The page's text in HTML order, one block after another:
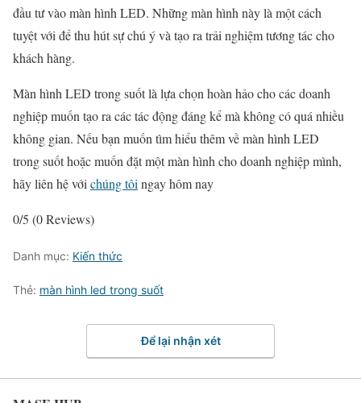
đầu tư vào màn hình LED. Những màn hình này là một cách
tuyệt với để thu hút sự chú ý và tạo ra trải nghiệm tương tác cho
khách hàng.
Màn hình LED trong suốt là lựa chọn hoàn hảo cho các doanh
nghiệp muốn tạo ra các tác động đáng kể mà không có quá nhiều
không gian. Nếu bạn muốn tìm hiểu thêm về màn hình LED
trong suốt hoặc muốn đặt một màn hình cho doanh nghiệp mình,
hãy liên hệ với chúng tôi ngay hôm nay
0/5 (0 Reviews)
Danh mục: Kiến thức
Thẻ: màn hình led trong suốt
Để lại nhận xét